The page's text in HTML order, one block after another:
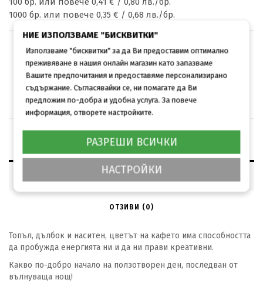
1000 бр. или повече 0,35 € / 0,68 лв./бр.
Брой КУПИ
Минимален брой за поръчка: 25
ОТЗИВИ (0)
Топъл, дълбок и наситен, цветът на кафето има способността
да пробужда енергията ни и да ни прави креативни.
Какво по-добро начало на ползотворен ден, последван от
вълнуваща нощ!
НИЕ ИЗПОЛЗВАМЕ "БИСКВИТКИ"
Използваме "бисквитки" за да Ви предоставим оптимално
преживяване в нашия онлайн магазин като запазваме
Вашите предпочитания и предоставяме персонализирано
съдържание. Съгласявайки се, ни помагате да Ви
предложим по-добра и удобна услуга. За повече
информация, отворете настройките.
РАЗРЕШИ ВСИЧКИ
НАСТРОЙКИ